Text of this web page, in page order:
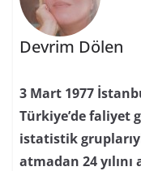
Devrim Dölen
3 Mart 1977
Türkiye’de faliyet
istatistik
atmadan 24